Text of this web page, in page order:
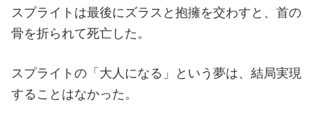
スプライトは最後にズラスと抱擁を交わすと、首の
骨を折られて死亡した。
スプライトの「大人になる」という夢は、結局実現
することはなかった。